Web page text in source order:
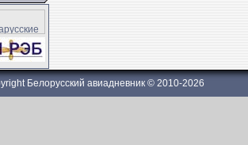
Белорусский авиадневник © 2010-2026